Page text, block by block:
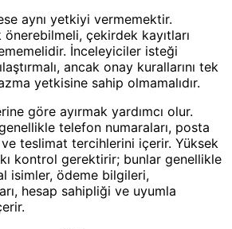
aynı yetkiyi vermemektir.
çekirdek kayıtları
İnceleyiciler isteği
ancak onay kurallarını tek
yetkisine sahip olmamalıdır.
göre ayırmak yardımcı olur.
telefon numaraları, posta
teslimat tercihlerini içerir. Yüksek
kontrol gerektirir; bunlar genellikle
isimler, ödeme bilgileri,
hesap sahipliği ve uyumla